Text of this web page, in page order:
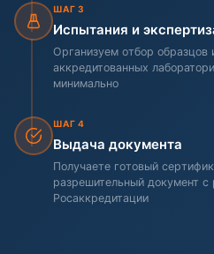
ШАГ 3
Испытания и
Организуем отбор образцов
аккредитованных
минимально
ШАГ 4
Выдача документа
Получаете готовый
разрешительный документ с
Росаккредитации